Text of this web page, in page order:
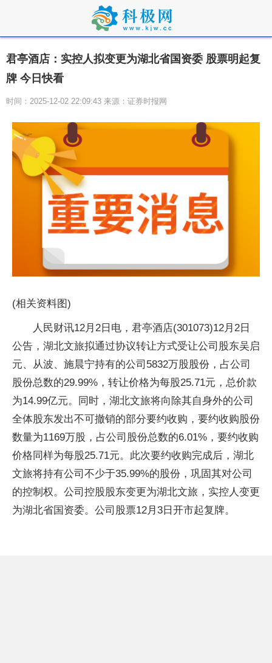
君亭酒店：实控人拟变更为湖北省国资委 股票明起复
牌 今日快看
时间：2025-12-02 22:09:43 来源：证券时报网
(相关资料图)
人民财讯12月2日电，君亭酒店(301073)12月2日
公告，湖北文旅拟通过协议转让方式受让公司股东吴启
元、从波、施晨宁持有的公司5832万股股份，占公司
股份总数的29.99%，转让价格为每股25.71元，总价款
为14.99亿元。同时，湖北文旅将向除其自身外的公司
全体股东发出不可撤销的部分要约收购，要约收购股份
数量为1169万股，占公司股份总数的6.01%，要约收购
价格同样为每股25.71元。此次要约收购完成后，湖北
文旅将持有公司不少于35.99%的股份，巩固其对公司
的控制权。公司控股股东变更为湖北文旅，实控人变更
为湖北省国资委。公司股票12月3日开市起复牌。